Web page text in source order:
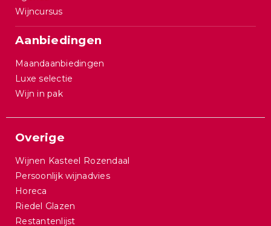
Wijncursus
Aanbiedingen
Maandaanbiedingen
Luxe selectie
Wijn in pak
Overige
Wijnen Kasteel Rozendaal
Persoonlijk wijnadvies
Horeca
Riedel Glazen
Restantenlijst